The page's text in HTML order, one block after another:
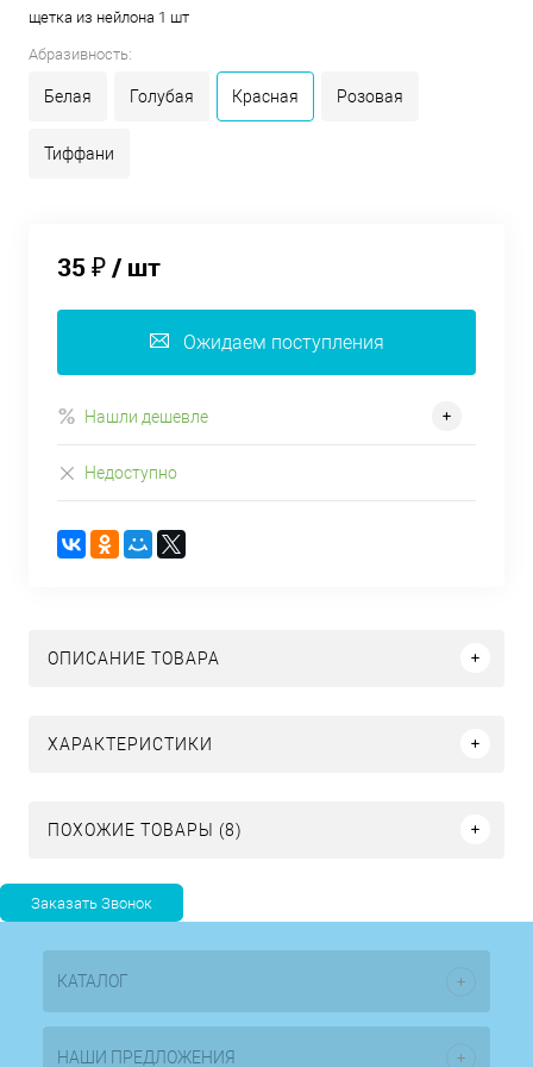
щетка из нейлона 1 шт
Абразивность:
Белая Голубая Красная Розовая
Тиффани
35 ₽/ шт
Ожидаем поступления
Нашли дешевле
Недоступно
ОПИСАНИЕ ТОВАРА
ХАРАКТЕРИСТИКИ
ПОХОЖИЕ ТОВАРЫ (8)
КАТАЛОГ
НАШИ ПРЕДЛОЖЕНИЯ